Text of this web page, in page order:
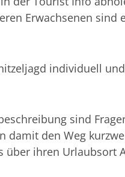
Erwachsenen
individuell
sind
damit den Weg
über ihren Urlaubsort